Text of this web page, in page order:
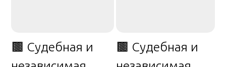
🟫 Судебная и
🟫 Судебная и